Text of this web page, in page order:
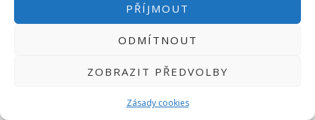
PŘÍJMOUT
ODMÍTNOUT
ZOBRAZIT PŘEDVOLBY
Zásady cookies